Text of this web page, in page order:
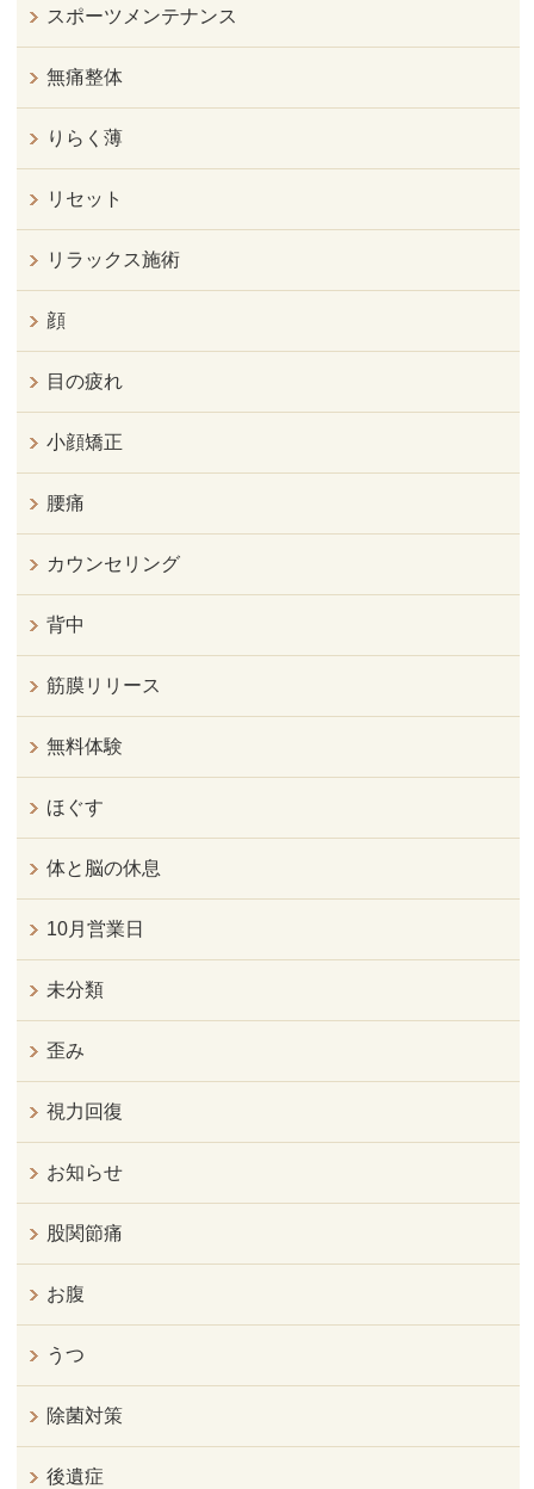
スポーツメンテナンス
無痛整体
りらく薄
リセット
リラックス施術
顔
目の疲れ
小顔矯正
腰痛
カウンセリング
背中
筋膜リリース
無料体験
ほぐす
体と脳の休息
10月営業日
未分類
歪み
視力回復
お知らせ
股関節痛
お腹
うつ
除菌対策
後遺症